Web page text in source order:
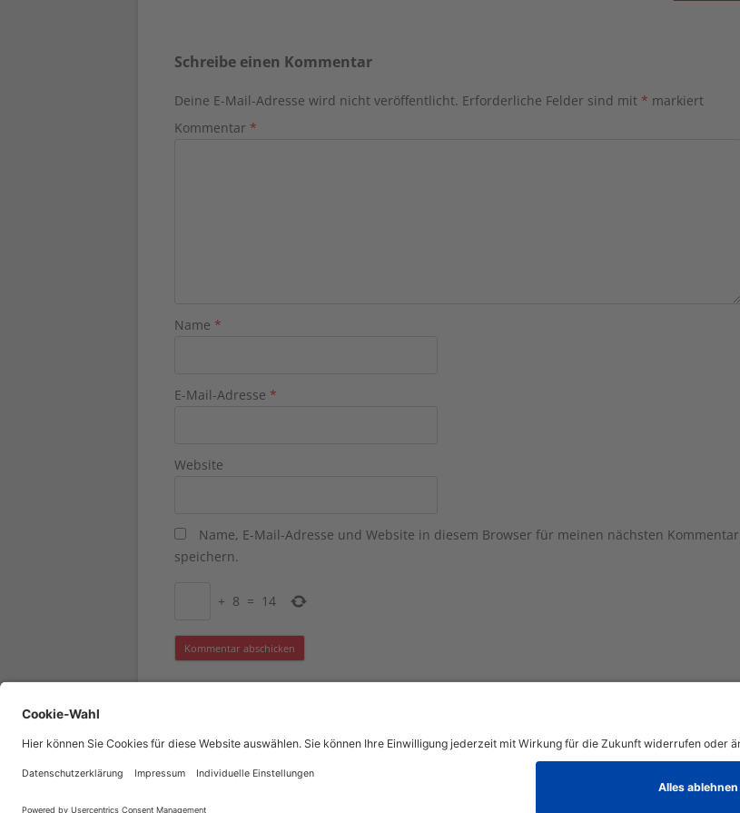
Schreibe einen Kommentar
Deine E-Mail-Adresse wird nicht veröffentlicht. Erforderliche Felder sind mit * markiert
Kommentar *
Name *
E-Mail-Adresse *
Website
Name, E-Mail-Adresse und Website in diesem Browser für meinen nächsten Kommentar
speichern.
+ 8 = 14